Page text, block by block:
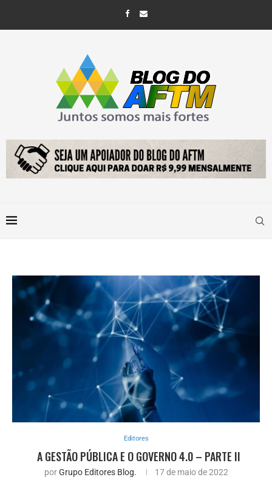
Editores
A GESTÃO PÚBLICA E O GOVERNO 4.0 – PARTE II
porGrupo Editores Blog. 17 de maio de 2022